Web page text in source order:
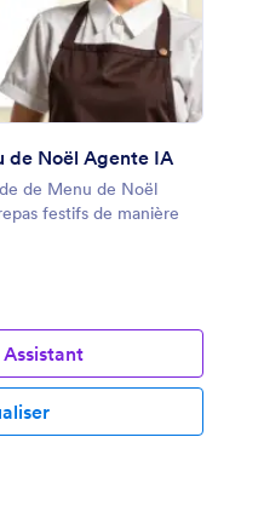
de Noël Agente IA
de Menu de Noël
festifs de manière